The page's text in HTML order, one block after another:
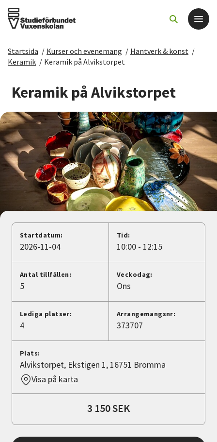
Det här gör vi
För dig som
Sök kurser och evenemang
Om SV
Starta studiecirkel
Cirkelledare
Nyheter
Avdelningar
Lyssna
Startsida / Kurser och evenemang / Hantverk & konst /
Keramik / Keramik på Alvikstorpet
Keramik på Alvikstorpet
Startdatum:
2026-11-04
Tid:
10:00 - 12:15
Antal tillfällen:
5
Veckodag:
Ons
Lediga platser:
4
Arrangemangsnr:
373707
Plats:
Alvikstorpet, Ekstigen 1, 16751 Bromma
Visa på karta
3 150 SEK